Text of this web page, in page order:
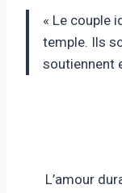
« Le couple
temple. Ils
soutiennent
L’amour